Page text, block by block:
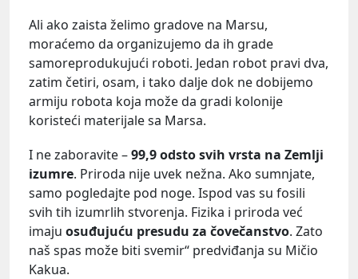
Ali ako zaista želimo gradove na Marsu,
moraćemo da organizujemo da ih grade
samoreprodukujući roboti. Jedan robot pravi dva,
zatim četiri, osam, i tako dalje dok ne dobijemo
armiju robota koja može da gradi kolonije
koristeći materijale sa Marsa.
I ne zaboravite –99,9 odsto svih vrsta na Zemlji
izumre. Priroda nije uvek nežna. Ako sumnjate,
samo pogledajte pod noge. Ispod vas su fosili
svih tih izumrlih stvorenja. Fizika i priroda već
imaju osuđujuću presudu za čovečanstvo. Zato
naš spas može biti svemir“ predviđanja su Mičio
Kakua.